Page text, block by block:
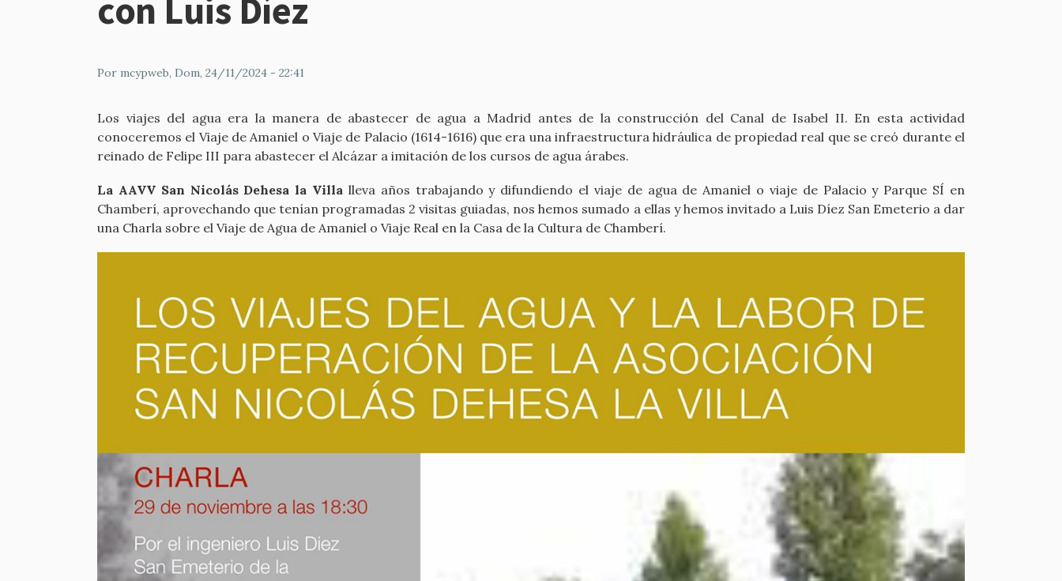
con Luis Díez
Por mcypweb, Dom, 24/11/2024 - 22:41
Los viajes del agua era la manera de abastecer de agua a Madrid antes de la construcción del Canal de Isabel II. En esta actividad
conoceremos el Viaje de Amaniel o Viaje de Palacio (1614-1616) que era una infraestructura hidráulica de propiedad real que se creó durante el
reinado de Felipe III para abastecer el Alcázar a imitación de los cursos de agua árabes.
La AAVV San Nicolás Dehesa la Villa lleva años trabajando y difundiendo el viaje de agua de Amaniel o viaje de Palacio y Parque SÍ en
Chamberí, aprovechando que tenían programadas 2 visitas guiadas, nos hemos sumado a ellas y hemos invitado a Luis Díez San Emeterio a dar
una Charla sobre el Viaje de Agua de Amaniel o Viaje Real en la Casa de la Cultura de Chamberí.